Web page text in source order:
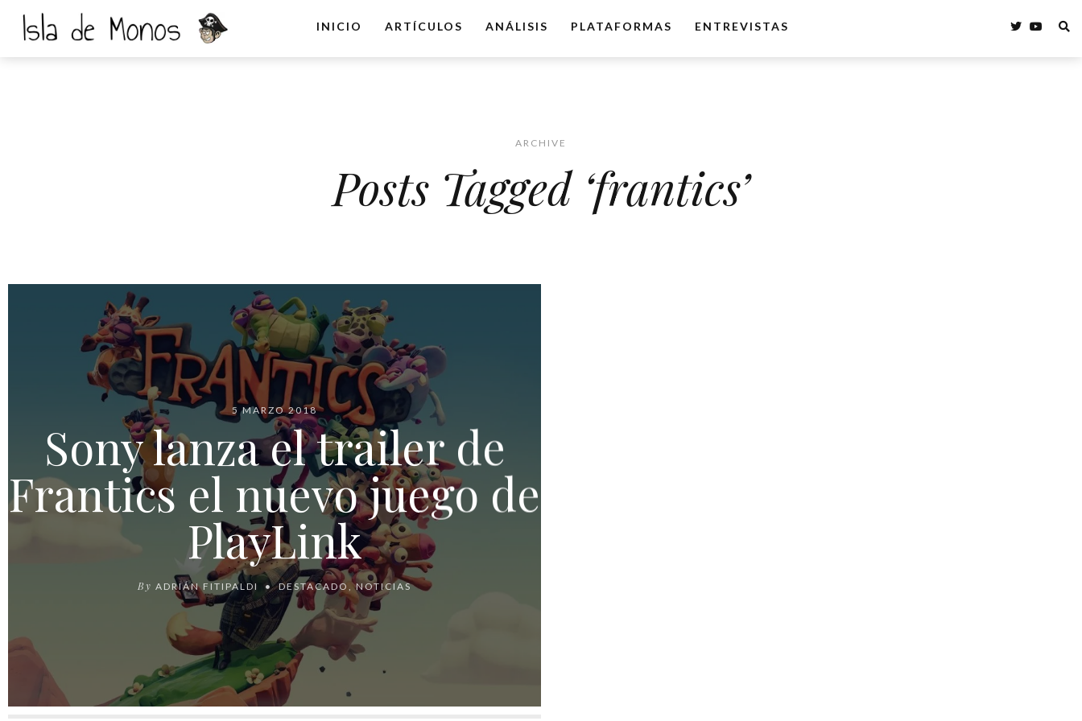
INICIO ARTÍCULOS ANÁLISIS PLATAFORMAS ENTREVISTAS
ARCHIVE
Posts Tagged ‘frantics’
5 MARZO 2018
Sony lanza el trailer de
Frantics el nuevo juego de
PlayLink
By ADRIÁN FITIPALDI DESTACADO ,NOTICIAS